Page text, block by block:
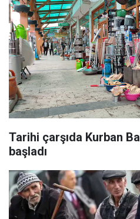
Tarihi çarşıda Kurban
başladı